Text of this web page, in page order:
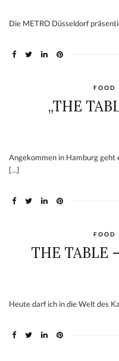
Die METRO Düsseldorf
FOOD
„THE
Angekommen in Hamburg geht
[…]
FOOD
THE TABLE
Heute darf ich in die Welt des